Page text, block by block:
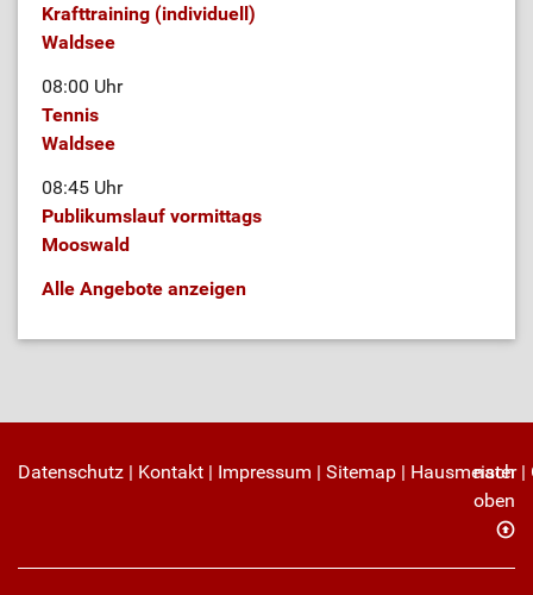
Krafttraining (individuell)
Waldsee
08:00 Uhr
Tennis
Waldsee
08:45 Uhr
Publikumslauf vormittags
Mooswald
Alle Angebote anzeigen
Datenschutz | Kontakt | Impressum | Sitemap | Hausmeister|
nach
oben